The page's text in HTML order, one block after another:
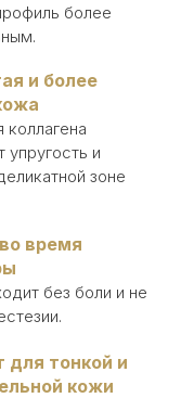
более
и более
коллагена
упругость и
зоне
время
без боли и не
для тонкой и
кожи